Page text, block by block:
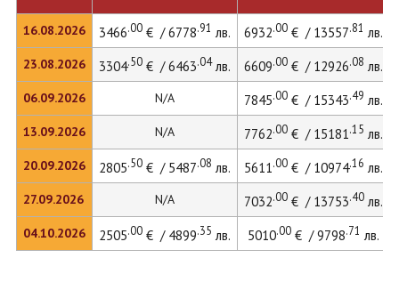
16.08.2026
23.08.2026
06.09.2026
13.09.2026
20.09.2026
27.09.2026
04.10.2026
3466.00€ / 6778.91 лв. 6932.00€ / 13557.81 лв.
3304.50€ / 6463.04лв. 6609.00€ / 12926.08 лв.
N/A 7845.00€ / 15343.49 лв.
N/A 7762.00€ / 15181.15 лв.
2805.50€ / 5487.08 лв. 5611.00€ / 10974.16 лв.
N/A 7032.00€ / 13753.40лв.
2505.00€ / 4899.35 лв. 5010.00€ / 9798.71 лв.